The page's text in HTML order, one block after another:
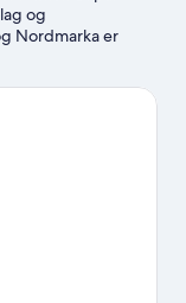
og
Nordmarka er
gård og
turer til fots eller